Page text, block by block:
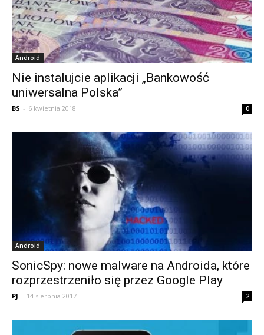
Android
Nie instalujcie aplikacji „Bankowość
uniwersalna Polska”
BS - 6 kwietnia 2018 0
Android
SonicSpy: nowe malware na Androida, które
rozprzestrzeniło się przez Google Play
PJ - 14 sierpnia 2017 2